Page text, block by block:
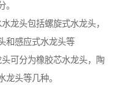
。
龙头包括螺旋式水龙头，
和感应式水龙头等
可分为橡胶芯水龙头，陶
龙头等几种。